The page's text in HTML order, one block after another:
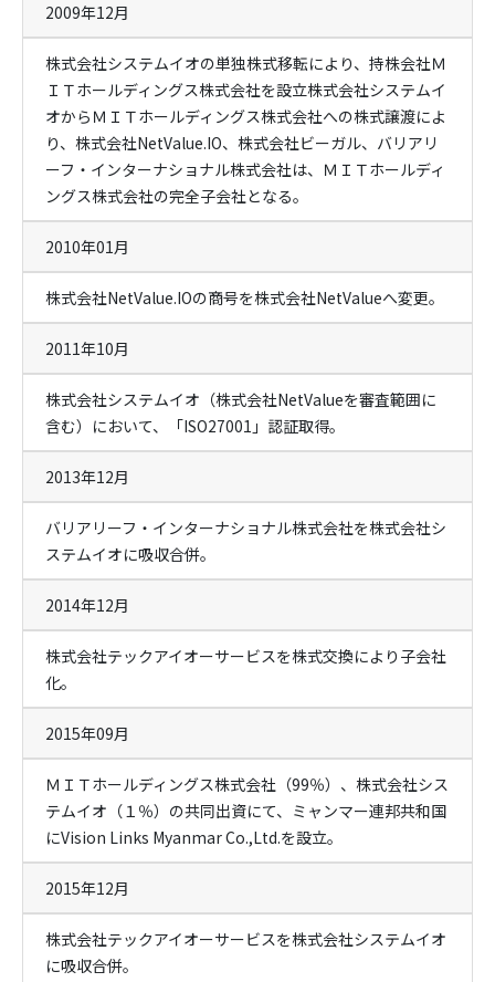
2009年12月
株式会社システムイオの単独株式移転により、持株会社Ｍ
ＩＴホールディングス株式会社を設立株式会社システムイ
オからＭＩＴホールディングス株式会社への株式譲渡によ
り、株式会社NetValue.IO、株式会社ビーガル、バリアリ
ーフ・インターナショナル株式会社は、ＭＩＴホールディ
ングス株式会社の完全子会社となる。
2010年01月
株式会社NetValue.IOの商号を株式会社NetValueへ変更。
2011年10月
株式会社システムイオ（株式会社NetValueを審査範囲に
含む）において、「ISO27001」認証取得。
2013年12月
バリアリーフ・インターナショナル株式会社を株式会社シ
ステムイオに吸収合併。
2014年12月
株式会社テックアイオーサービスを株式交換により子会社
化。
2015年09月
ＭＩＴホールディングス株式会社（99％）、株式会社シス
テムイオ（１％）の共同出資にて、ミャンマー連邦共和国
にVision Links Myanmar Co.,Ltd.を設立。
2015年12月
株式会社テックアイオーサービスを株式会社システムイオ
に吸収合併。